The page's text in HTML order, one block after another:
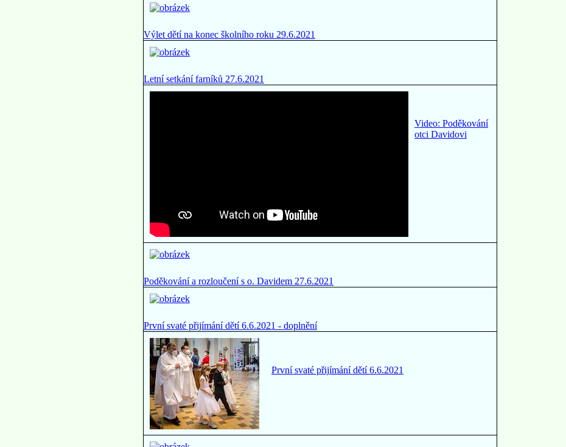
Výlet dětí na konec školního roku 29.6.2021
Letní setkání farníků 27.6.2021
Video: Poděkování
otci Davidovi
Poděkování a rozloučení s o. Davidem 27.6.2021
První svaté přijímání dětí 6.6.2021 - doplnění
První svaté přijímání dětí 6.6.2021